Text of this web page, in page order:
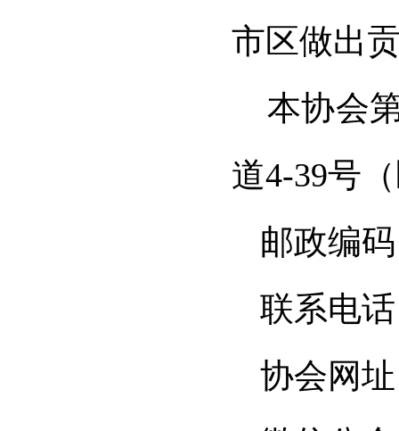
市区做出
本协会
道4-39号
邮政编
联系电
协会网